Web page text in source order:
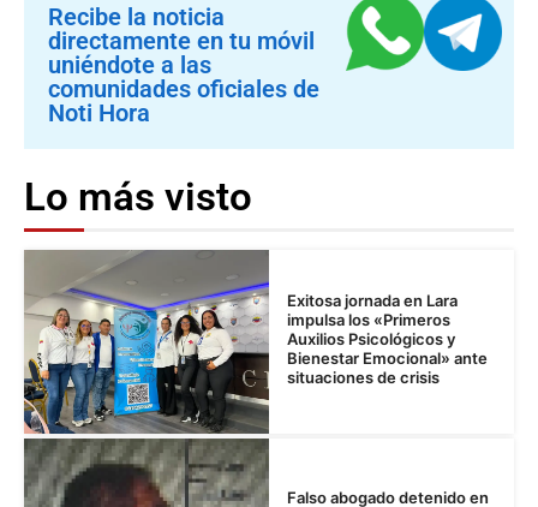
Recibe la noticia
directamente en tu móvil
uniéndote a las
comunidades oficiales de
Noti Hora
Lo más visto
Exitosa jornada en Lara
impulsa los «Primeros
Auxilios Psicológicos y
Bienestar Emocional» ante
situaciones de crisis
Falso abogado detenido en